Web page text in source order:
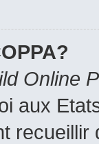
Online
aux